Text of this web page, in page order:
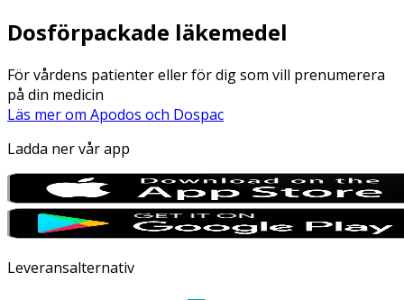
Dosförpackade läkemedel
För vårdens patienter eller för dig som vill prenumerera
på din medicin
Läs mer om Apodos och Dospac
Ladda ner vår app
Leveransalternativ